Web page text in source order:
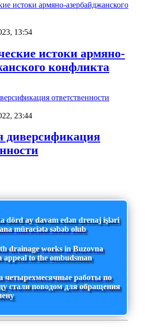
13:54
истоки армяно-
конфликта
23:44
диверсификация
dörd ay davam edən drenaj işləri
müraciətə səbəb olub
drainage works in Buzovna
appeal to the ombudsman
четырехмесячные работы по
стали поводом для обращения